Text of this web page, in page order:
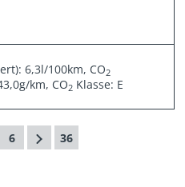
6,3l/100km, CO2
km, CO2 Klasse: E
6 36